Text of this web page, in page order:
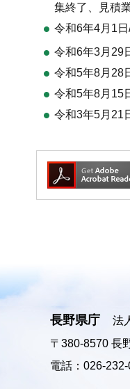
集終了、見積
令和6年4月1日
令和6年3月29
令和5年8月28
令和5年8月15
令和3年5月21
長野県庁
法
〒380-8570 長
電話：026-232-